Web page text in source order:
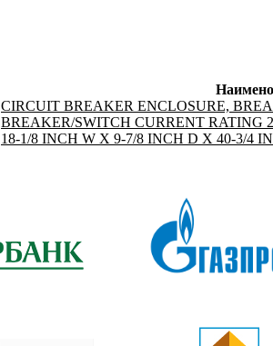
CIRCUIT BREAKER ENCLOSURE,
BREAKER/SWITCH CURRENT RATING
18-1/8 INCH W X 9-7/8 INCH D X 40-3/4